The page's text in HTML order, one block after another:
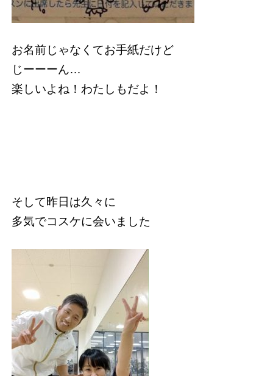
お名前じゃなくてお手紙だけど
じーーーん…
楽しいよね！わたしもだよ！
そして昨日は久々に
多気でコスケに会いました